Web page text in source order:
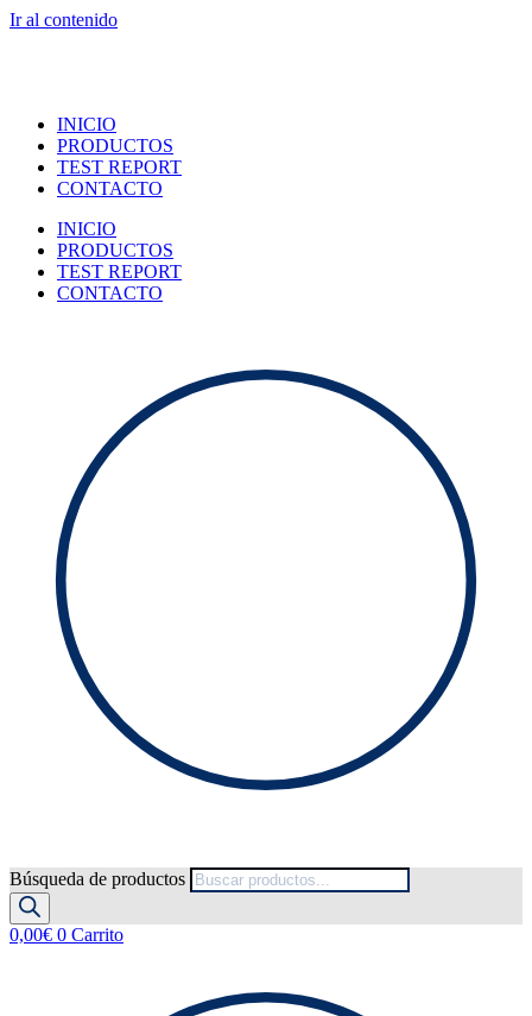
Ir al contenido
INICIO
PRODUCTOS
TEST REPORT
CONTACTO
INICIO
PRODUCTOS
TEST REPORT
CONTACTO
Búsqueda de productos
0,00€ 0 Carrito